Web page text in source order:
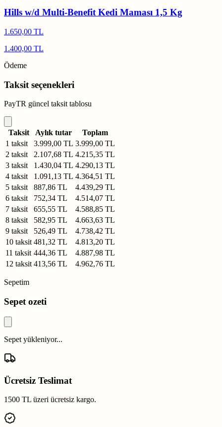
Hills w/d Multi-Benefit Kedi Maması 1,5 Kg
1.650,00 TL
1.400,00 TL
Ödeme
Taksit seçenekleri
PayTR güncel taksit tablosu
Taksit Aylık tutar
Toplam
1 taksit
3.999,00 TL 3.999,00 TL
2 taksit
2.107,68 TL 4.215,35 TL
3 taksit
1.430,04 TL 4.290,13 TL
4 taksit
1.091,13 TL 4.364,51 TL
5 taksit
887,86 TL
4.439,29 TL
6 taksit
752,34 TL
4.514,07 TL
7 taksit
655,55 TL
4.588,85 TL
8 taksit
582,95 TL
4.663,63 TL
9 taksit
526,49 TL
4.738,42 TL
10 taksit 481,32 TL
4.813,20 TL
11 taksit 444,36 TL
4.887,98 TL
12 taksit 413,56 TL 4.962,76 TL
Sepetim
Sepet ozeti
Sepet yükleniyor...
Ücretsiz Teslimat
1500 TL üzeri ücretsiz kargo.